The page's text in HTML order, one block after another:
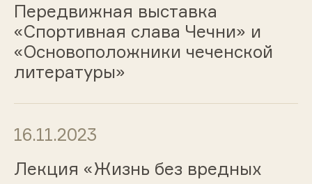
Передвижная выставка
«Спортивная слава Чечни» и
«Основоположники чеченской
литературы»
16.11.2023
Лекция «Жизнь без вредных